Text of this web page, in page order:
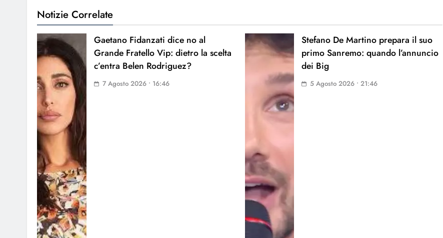
Notizie Correlate
Gaetano Fidanzati dice no al
Grande Fratello Vip: dietro la scelta
c’entra Belen Rodriguez?
7 Agosto 2026 • 16:46
Stefano De Martino prepara il suo
primo Sanremo: quando l’annuncio
dei Big
5 Agosto 2026 • 21:46